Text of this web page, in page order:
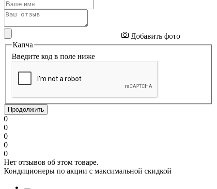
Добавить фото
Капча
Введите код в поле ниже
Продолжить
0
0
0
0
0
Нет отзывов об этом товаре.
Кондиционеры по акции с максимальной скидкой